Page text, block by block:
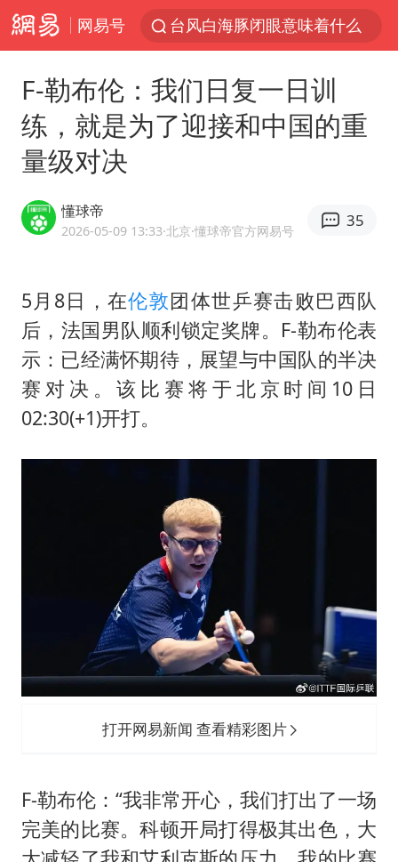
网易号
台风白海豚闭眼意味着什么
男童模仿奥特曼从高处跳下致骨折
名创优品一次性内裤 颜面尽失
视频丨中国东方电气集团原党组副书记、董事宋致远被查
梁家辉：到内地拍戏不是北上是回归
牛津大学一纸声明甩不了锅
包文婧：二胎很难一碗水端平
浙江台州《告全体市民书》
《给阿嬷的情书》售后来了
F-勒布伦：我们日复一日训
练，就是为了迎接和中国的重
量级对决
懂球帝
2026-05-09 13:33·北京·懂球帝官方网易号
35
5月8日，在伦敦团体世乒赛击败巴西队
后，法国男队顺利锁定奖牌。F-勒布伦表
示：已经满怀期待，展望与中国队的半决
赛对决。该比赛将于北京时间10日
02:30(+1)开打。
打开网易新闻 查看精彩图片
F-勒布伦：“我非常开心，我们打出了一场
完美的比赛。科顿开局打得极其出色，大